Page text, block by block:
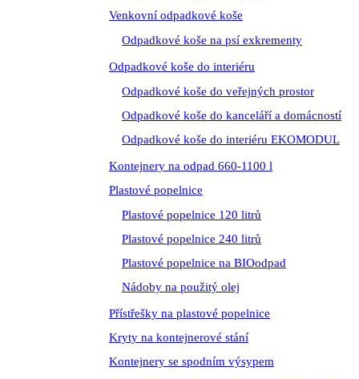
Venkovní odpadkové koše
Odpadkové koše na psí exkrementy
Odpadkové koše do interiéru
Odpadkové koše do veřejných prostor
Odpadkové koše do kanceláří a domácností
Odpadkové koše do interiéru EKOMODUL
Kontejnery na odpad 660-1100 l
Plastové popelnice
Plastové popelnice 120 litrů
Plastové popelnice 240 litrů
Plastové popelnice na BIOodpad
Nádoby na použitý olej
Přístřešky na plastové popelnice
Kryty na kontejnerové stání
Kontejnery se spodním výsypem